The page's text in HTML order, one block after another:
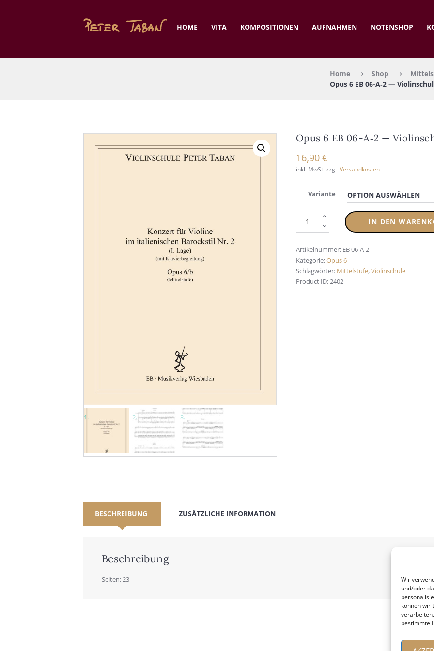
Wir
und/oder
können wir
bestimmte
HOME VITA KOM­PO­SI­TIO­NEN AUF­NAH­MEN NOTEN­SHOP
Home Shop
Opus 6 EB 06-A‑2 —
Opus 6 EB 06-A‑2 —
16,90€
inkl. MwSt. zzgl. Versandkosten
Variante
IN DEN
Artikelnummer: EB 06-A-2
Kategorie:Opus 6
Schlagwörter: Mittelstufe,Violinschule
Product ID:2402
BESCHREIBUNG ZUSÄTZLICHE INFORMATION
Beschreibung
Sei­ten: 23